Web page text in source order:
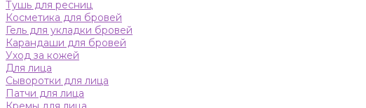
Тушь для ресниц
Косметика для бровей
Гель для укладки бровей
Карандаши для бровей
Уход за кожей
Для лица
Сыворотки для лица
Патчи для лица